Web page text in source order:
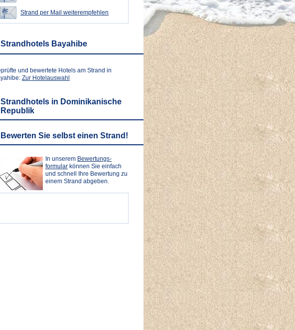
Strand per Mail weiterempfehlen
Strandhotels Bayahibe
und bewertete Hotels am Strand in
Zur Hotelauswahl
Strandhotels in Dominikanische
Republik
Bewerten Sie selbst einen Strand!
In unserem Bewertungs-
formular können Sie einfach
und schnell Ihre Bewertung zu
einem Strand abgeben.